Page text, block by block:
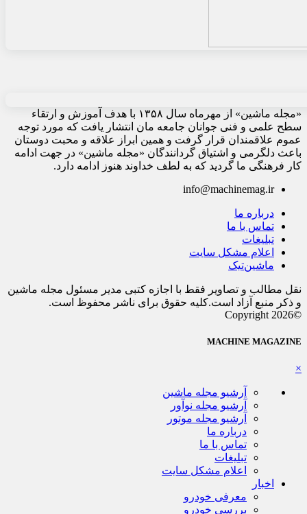
«مجله ماشین» از مهرماه سال ۱۳۵۸ با هدف آموزش و ارتقاء
سطح علمی و فنی جوانان جامعه مان انتشار یافت که مورد توجه
عموم علاقمندان قرار گرفت و همین ابراز علاقه و محبت دوستان
باعث دلگرمی و اشتیاق گردانندگان «مجله ماشین» در جهت ادامه
کار فرهنگی ما گردید که به لطف خداوند هنوز ادامه دارد.
info@machinemag.ir
درباره ما
تماس با ما
تبلیغات
اعلام مشکل سایت
ماشین‌تیک
نقل مطالب و تصاویر فقط با اجازه کتبی مدیر مسئول مجله ماشین
و ذکر منبع آزاد است.کلیه حقوق برای ناشر محفوظ است.
©Copyright 2026
MACHINE MAGAZINE
×
آرشیو مجله ماشین
آرشیو مجله نوآور
آرشیو مجله موتور
درباره ما
تماس با ما
تبلیغات
اعلام مشکل سایت
اخبار
معرفی خودرو
بررسی خودرو